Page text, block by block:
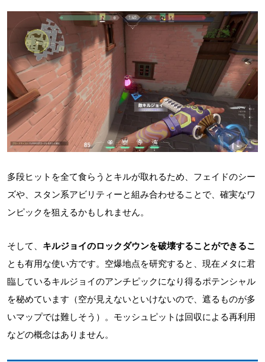
多段ヒットを全て食らうとキルが取れるため、フェイドのシー
ズや、スタン系アビリティーと組み合わせることで、確実なワ
ンピックを狙えるかもしれません。
そして、 キルジョイのロックダウンを破壊することができるこ
とも有用な使い方です。空爆地点を研究すると、現在メタに君
臨しているキルジョイのアンチピックになり得るポテンシャル
を秘めています（空が見えないといけないので、遮るものが多
いマップでは難しそう）。モッシュピットは回収による再利用
などの概念はありません。